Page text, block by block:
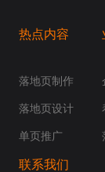
热点内容
落地页制作
落地页设计
单页推广
联系我们